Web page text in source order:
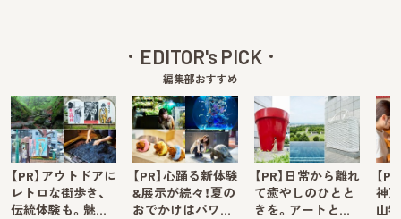
EDITOR's PICK
編集部おすすめ
【PR】アウトドアに
レトロな街歩き、
伝統体験も。魅…
【PR】心踊る新体験
&展示が続々！夏の
おでかけはパワ…
【PR】日常から離れ
て癒やしのひとと
きを。アートと…
【
神
山